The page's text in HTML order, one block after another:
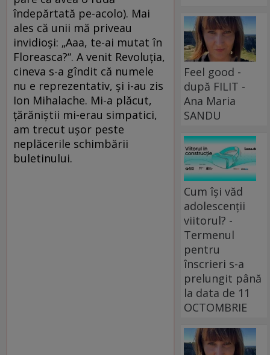
îndepărtată pe-acolo). Mai
ales că unii mă priveau
invidioşi: „Aaa, te-ai mutat în
Floreasca?“. A venit Revoluţia,
cineva s-a gîndit că numele
nu e reprezentativ, şi i-au zis
Ion Mihalache. Mi-a plăcut,
ţărăniştii mi-erau simpatici,
am trecut uşor peste
neplăcerile schimbării
buletinului.
Feel good -
după FILIT -
Ana Maria
SANDU
Cum își văd
adolescenții
viitorul? -
Termenul
pentru
înscrieri s-a
prelungit până
la data de 11
OCTOMBRIE